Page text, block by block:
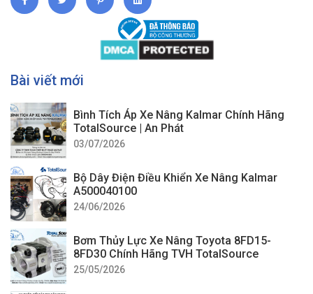
Bài viết mới
Bình Tích Áp Xe Nâng Kalmar Chính Hãng
TotalSource | An Phát
03/07/2026
Bộ Dây Điện Điều Khiển Xe Nâng Kalmar
A500040100
24/06/2026
Bơm Thủy Lực Xe Nâng Toyota 8FD15-
8FD30 Chính Hãng TVH TotalSource
25/05/2026